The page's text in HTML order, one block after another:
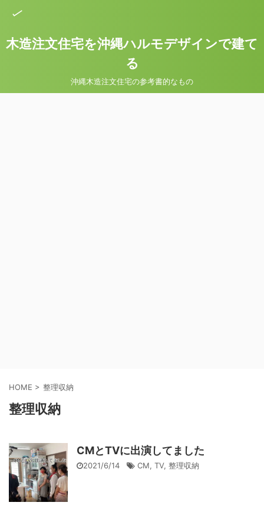
木造注文住宅を沖縄ハルモデザインで建て
る
沖縄木造注文住宅の参考書的なもの
HOME > 整理収納
整理収納
CMとTVに出演してました
2021/6/14 CM, TV, 整理収納